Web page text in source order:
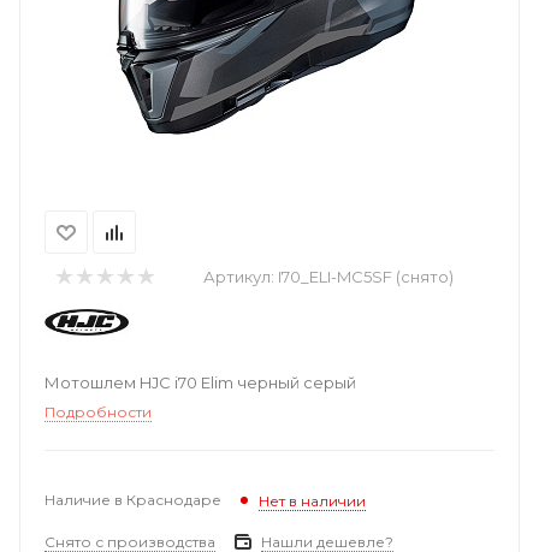
Артикул: I70_ELI-MC5SF (снято)
Мотошлем HJC i70 Elim черный серый
Подробности
Наличие в Краснодаре Нет в наличии
Снято с производства Нашли дешевле?